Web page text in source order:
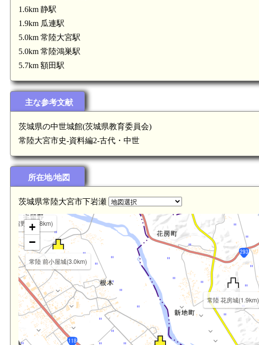
1.6km 静駅
1.9km 瓜連駅
5.0km 常陸大宮駅
5.0km 常陸鴻巣駅
5.7km 額田駅
主な参考文献
茨城県の中世城館(茨城県教育委員会)
常陸大宮市史-資料編2-古代・中世
所在地/地図
茨城県常陸大宮市下岩瀬
常陸 花房城(1.9km)
常陸 前小屋城(3.0km)
宇留野城(3.8km)
常陸 小倉城(6.0km)
+
−